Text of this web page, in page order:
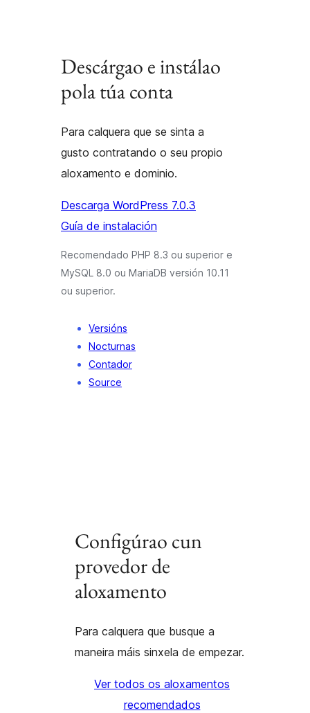
Descárgao e instálao
pola túa conta
Para calquera que se sinta a
gusto contratando o seu propio
aloxamento e dominio.
Descarga WordPress 7.0.3
Guía de instalación
Recomendado PHP 8.3 ou superior e
MySQL 8.0 ou MariaDB versión 10.11
ou superior.
Versións
Nocturnas
Contador
Source
Configúrao cun
provedor de
aloxamento
Para calquera que busque a
maneira máis sinxela de empezar.
Ver todos os aloxamentos
recomendados